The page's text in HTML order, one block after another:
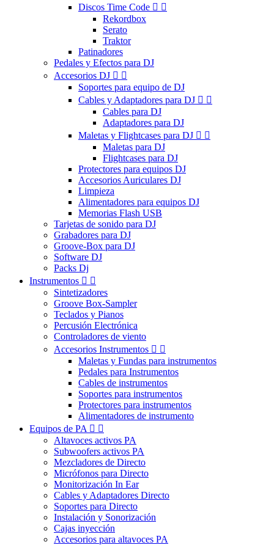
Discos Time Code  
Rekordbox
Serato
Traktor
Patinadores
Pedales y Efectos para DJ
Accesorios DJ  
Soportes para equipo de DJ
Cables y Adaptadores para DJ  
Cables para DJ
Adaptadores para DJ
Maletas y Flightcases para DJ  
Maletas para DJ
Flightcases para DJ
Protectores para equipos DJ
Accesorios Auriculares DJ
Limpieza
Alimentadores para equipos DJ
Memorias Flash USB
Tarjetas de sonido para DJ
Grabadores para DJ
Groove-Box para DJ
Software DJ
Packs Dj
Instrumentos  
Sintetizadores
Groove Box-Sampler
Teclados y Pianos
Percusión Electrónica
Controladores de viento
Accesorios Instrumentos  
Maletas y Fundas para instrumentos
Pedales para Instrumentos
Cables de instrumentos
Soportes para instrumentos
Protectores para instrumentos
Alimentadores de instrumento
Equipos de PA  
Altavoces activos PA
Subwoofers activos PA
Mezcladores de Directo
Micrófonos para Directo
Monitorización In Ear
Cables y Adaptadores Directo
Soportes para Directo
Instalación y Sonorización
Cajas inyección
Accesorios para altavoces PA